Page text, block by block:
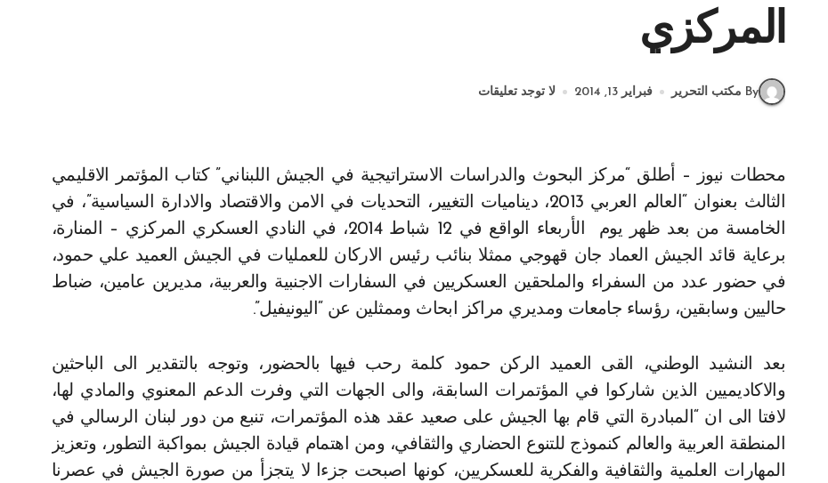
المركزي
By مكتب التحرير فبراير 13, 2014 لا توجد تعليقات
محطات نيوز – أطلق “مركز البحوث والدراسات الاستراتيجية في الجيش اللبناني” كتاب المؤتمر الاقليمي
الثالث بعنوان “العالم العربي 2013، ديناميات التغيير، التحديات في الامن والاقتصاد والادارة السياسية”، في
الخامسة من بعد ظهر يوم الأربعاء الواقع في 12 شباط 2014، في النادي العسكري المركزي – المنارة،
برعاية قائد الجيش العماد جان قهوجي ممثلا بنائب رئيس الاركان للعمليات في الجيش العميد علي حمود،
في حضور عدد من السفراء والملحقين العسكريين في السفارات الاجنبية والعربية، مديرين عامين، ضباط
حاليين وسابقين، رؤساء جامعات ومديري مراكز ابحاث وممثلين عن “اليونيفيل”.
بعد النشيد الوطني، القى العميد الركن حمود كلمة رحب فيها بالحضور، وتوجه بالتقدير الى الباحثين
والاكاديميين الذين شاركوا في المؤتمرات السابقة، والى الجهات التي وفرت الدعم المعنوي والمادي لها،
لافتا الى ان “المبادرة التي قام بها الجيش على صعيد عقد هذه المؤتمرات، تنبع من دور لبنان الرسالي في
المنطقة العربية والعالم كنموذج للتنوع الحضاري والثقافي، ومن اهتمام قيادة الجيش بمواكبة التطور، وتعزيز
المهارات العلمية والثقافية والفكرية للعسكريين، كونها اصبحت جزءا لا يتجزأ من صورة الجيش في عصرنا